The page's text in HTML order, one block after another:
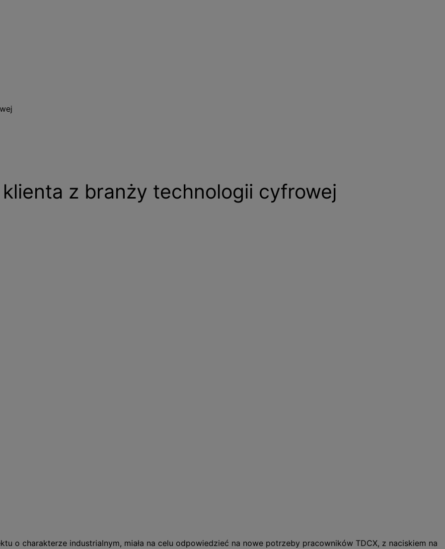
z branży technologii cyfrowej
o charakterze industrialnym, miała na celu odpowiedzieć na nowe potrzeby pracowników TDCX, z naciskiem na